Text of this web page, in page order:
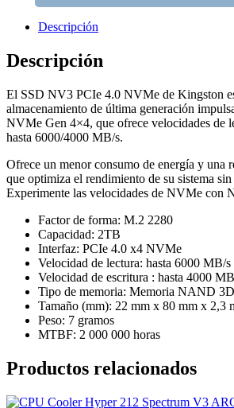
NVMe
cantidad
Descripción
Descripción
El SSD NV3 PCIe 4.0 NVMe de Kingston
almacenamiento de última generación
NVMe Gen 4×4, que ofrece velocidades de
hasta 6000/4000 MB/s.
Ofrece un menor consumo de energía y una
que optimiza el rendimiento de su sistema
Experimente las velocidades de NVMe con
Factor de forma: M.2 2280
Capacidad: 2TB
Interfaz: PCIe 4.0 x4 NVMe
Velocidad de lectura: hasta 6000 MB/s
Velocidad de escritura : hasta 4000
Tipo de memoria: Memoria NAND 3D
Tamaño (mm): 22 mm x 80 mm x 2,3
Peso: 7 gramos
MTBF: 2 000 000 horas
Productos relacionados